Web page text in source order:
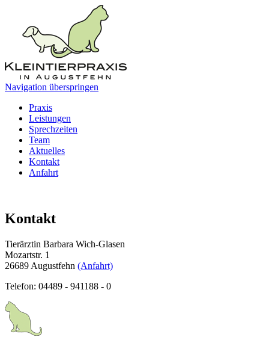
Navigation überspringen
Praxis
Leistungen
Sprechzeiten
Team
Aktuelles
Kontakt
Anfahrt
Kontakt
Tierärztin Barbara Wich-Glasen
Mozartstr. 1
26689 Augustfehn (Anfahrt)
Telefon: 04489 - 941188 - 0